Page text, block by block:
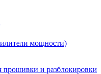
мощности)
и разблокировки